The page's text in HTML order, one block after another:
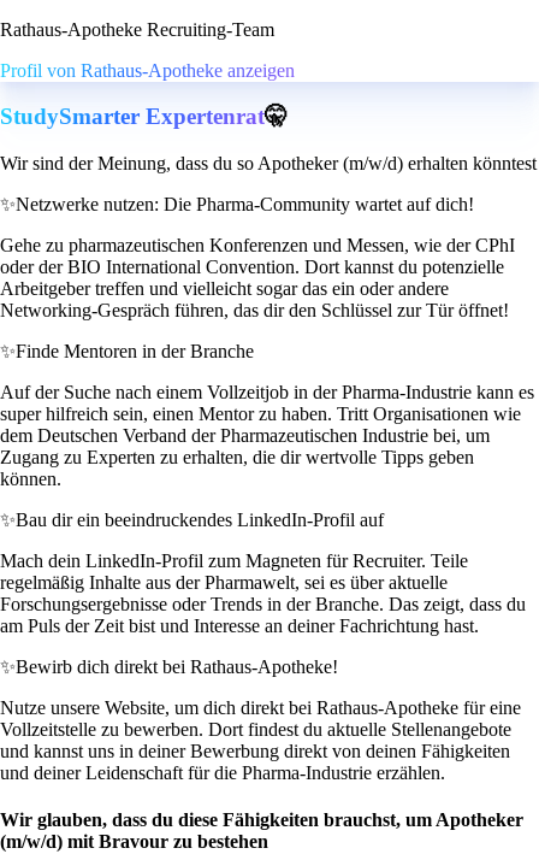
Rathaus-Apotheke Recruiting-Team
Profil von Rathaus-Apotheke anzeigen
StudySmarter Expertenrat🤫
Wir sind der Meinung, dass du so Apotheker (m/w/d) erhalten könntest
✨Netzwerke nutzen: Die Pharma-Community wartet auf dich!
Gehe zu pharmazeutischen Konferenzen und Messen, wie der CPhI
oder der BIO International Convention. Dort kannst du potenzielle
Arbeitgeber treffen und vielleicht sogar das ein oder andere
Networking-Gespräch führen, das dir den Schlüssel zur Tür öffnet!
✨Finde Mentoren in der Branche
Auf der Suche nach einem Vollzeitjob in der Pharma-Industrie kann es
super hilfreich sein, einen Mentor zu haben. Tritt Organisationen wie
dem Deutschen Verband der Pharmazeutischen Industrie bei, um
Zugang zu Experten zu erhalten, die dir wertvolle Tipps geben
können.
✨Bau dir ein beeindruckendes LinkedIn-Profil auf
Mach dein LinkedIn-Profil zum Magneten für Recruiter. Teile
regelmäßig Inhalte aus der Pharmawelt, sei es über aktuelle
Forschungsergebnisse oder Trends in der Branche. Das zeigt, dass du
am Puls der Zeit bist und Interesse an deiner Fachrichtung hast.
✨Bewirb dich direkt bei Rathaus-Apotheke!
Nutze unsere Website, um dich direkt bei Rathaus-Apotheke für eine
Vollzeitstelle zu bewerben. Dort findest du aktuelle Stellenangebote
und kannst uns in deiner Bewerbung direkt von deinen Fähigkeiten
und deiner Leidenschaft für die Pharma-Industrie erzählen.
Wir glauben, dass du diese Fähigkeiten brauchst, um Apotheker
(m/w/d) mit Bravour zu bestehen